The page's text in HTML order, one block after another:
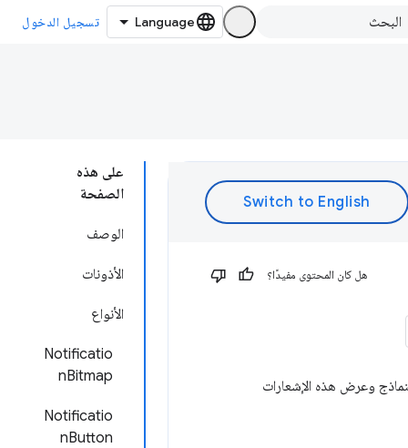
تسجيل الدخول
على هذه
الصفحة
الوصف
الأذونات
الأنواع
Notificatio
nBitmap
Notificatio
nButton
هل كان المحتوى مفيدًا؟
وعرض هذه الإشعارات